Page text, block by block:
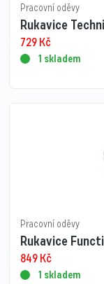
Pracovní oděvy
Rukavice
729Kč
1 skladem
Pracovní oděvy
Rukavice
849Kč
1 skladem